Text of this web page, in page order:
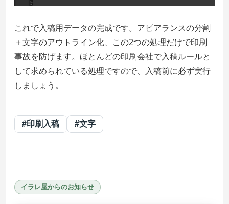
これで入稿用データの完成です。アピアランスの分割
＋文字のアウトライン化、この2つの処理だけで印刷
事故を防げます。ほとんどの印刷会社で入稿ルールと
して求められている処理ですので、入稿前に必ず実行
しましょう。
#印刷入稿 #文字
イラレ屋からのお知らせ